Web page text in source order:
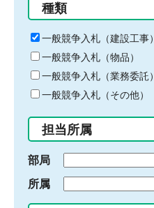
る
キ
ー
ワ
ー
ド
入
力
種類
一般競争入札（建設工事）
一般競争入札（物品）
一般競争入札（業務委託）
一般競争入札（その他）
担当所属
部局
所属